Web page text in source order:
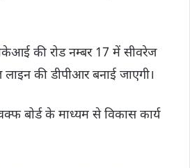
की रोड नम्बर 17 में सीवरेज
लाइन की डीपीआर बनाई जाएगी।
बोर्ड के माध्यम से विकास कार्य